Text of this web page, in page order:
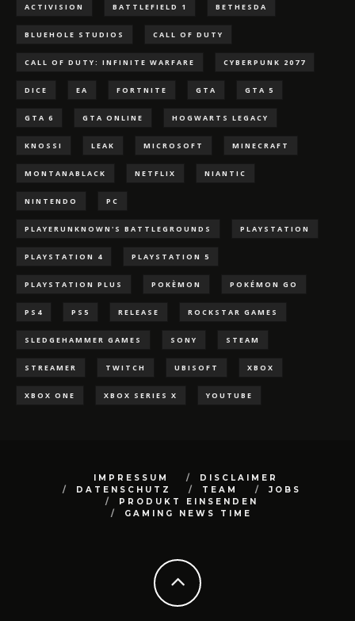
ACTIVISION BATTLEFIELD 1 BETHESDA
BLUEHOLE STUDIOS CALL OF DUTY
CALL OF DUTY: INFINITE WARFARE CYBERPUNK 2077
DICE EA FORTNITE GTA GTA 5
GTA 6 GTA ONLINE HOGWARTS LEGACY
KNOSSI LEAK MICROSOFT MINECRAFT
MONTANABLACK NETFLIX NIANTIC
NINTENDO PC
PLAYERUNKNOWN'S BATTLEGROUNDS PLAYSTATION
PLAYSTATION 4 PLAYSTATION 5
PLAYSTATION PLUS POKÈMON POKÉMON GO
PS4 PS5 RELEASE ROCKSTAR GAMES
SLEDGEHAMMER GAMES SONY STEAM
STREAMER TWITCH UBISOFT XBOX
XBOX ONE XBOX SERIES X YOUTUBE
IMPRESSUM
DISCLAIMER
DATENSCHUTZ
TEAM
JOBS
PRODUKT EINSENDEN
GAMING NEWS TIME